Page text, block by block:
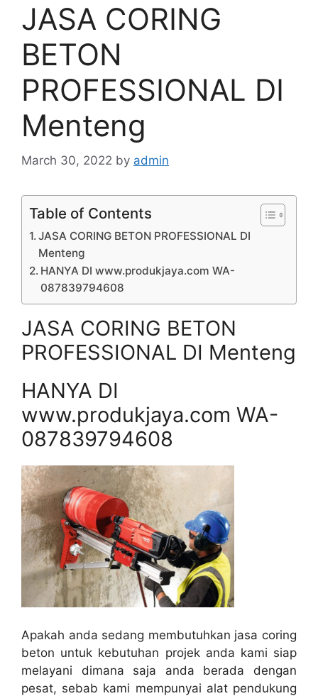
JASA CORING
BETON
PROFESSIONAL DI
Menteng
March 30, 2022 by admin
Table of Contents
JASA CORING BETON PROFESSIONAL DI
Menteng
HANYA DI www.produkjaya.com WA-
087839794608
JASA CORING BETON
PROFESSIONAL DI Menteng
HANYA DI
www.produkjaya.com WA-
087839794608
Apakah anda sedang membutuhkan jasa coring
beton untuk kebutuhan projek anda kami siap
melayani dimana saja anda berada dengan
pesat, sebab kami mempunyai alat pendukung